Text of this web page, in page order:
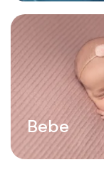
Sve što
prirodnom
Bebe